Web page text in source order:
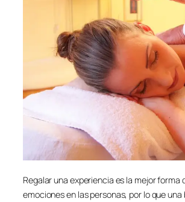
Regalar una experiencia es la mejor forma
emociones en las personas, por lo que